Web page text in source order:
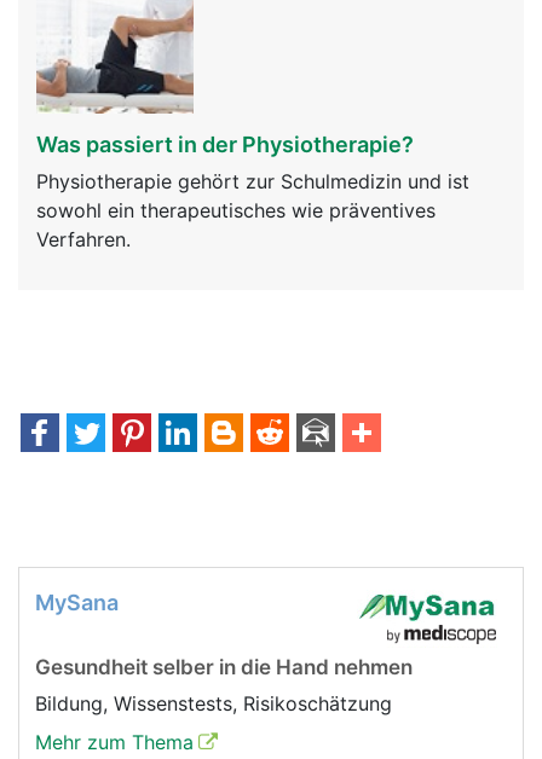
Was passiert in der Physiotherapie?
Physiotherapie gehört zur Schulmedizin und ist
sowohl ein therapeutisches wie präventives
Verfahren.
MySana
Gesundheit selber in die Hand nehmen
Bildung, Wissenstests, Risikoschätzung
Mehr zum Thema